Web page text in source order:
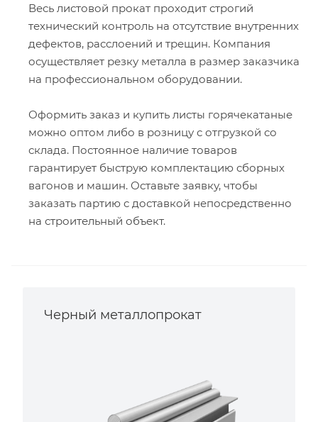
Весь листовой прокат проходит строгий
технический контроль на отсутствие внутренних
дефектов, расслоений и трещин. Компания
осуществляет резку металла в размер заказчика
на профессиональном оборудовании.
Оформить заказ и купить листы горячекатаные
можно оптом либо в розницу с отгрузкой со
склада. Постоянное наличие товаров
гарантирует быструю комплектацию сборных
вагонов и машин. Оставьте заявку, чтобы
заказать партию с доставкой непосредственно
на строительный объект.
Черный металлопрокат